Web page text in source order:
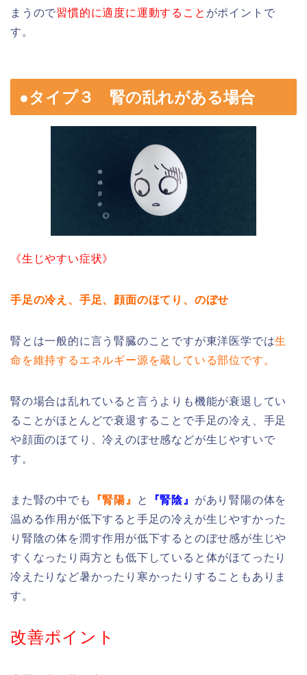
まうので習慣的に適度に運動すること がポイントで
す。
●タイプ３ 腎の乱れがある場合
《生じやすい症状》
手足の冷え、手足、顔面のほてり、のぼせ
腎とは一般的に言う腎臓のことですが東洋医学では生
命を維持するエネルギー源を蔵している部位です。
腎の場合は乱れていると言うよりも機能が衰退してい
ることがほとんどで衰退することで手足の冷え、手足
や顔面のほてり、冷えのぼせ感などが生じやすいで
す。
また腎の中でも 『腎陽』 と 『腎陰』 があり腎陽の体を
温める作用が低下すると手足の冷えが生じやすかった
り腎陰の体を潤す作用が低下するとのぼせ感が生じや
すくなったり両方とも低下していると体がほてったり
冷えたりなど暑かったり寒かったりすることもありま
す。
改善ポイント